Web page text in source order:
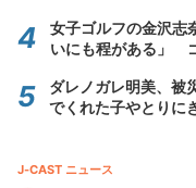
女子ゴルフの金沢志
いにも程がある」
ダレノガレ明美、被
でくれた子やとりに
J-CAST ニュース